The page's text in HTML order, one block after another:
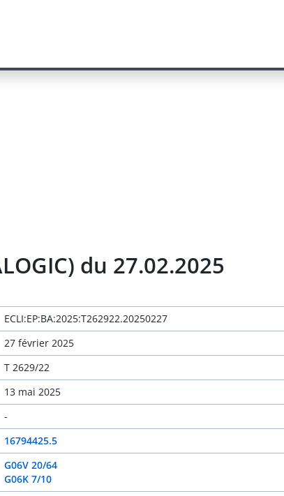
du 27.02.2025
ECLI:EP:BA:2025:T262922.20250227
27 février 2025
T 2629/22
13 mai 2025
-
16794425.5
G06V 20/64
G06K 7/10